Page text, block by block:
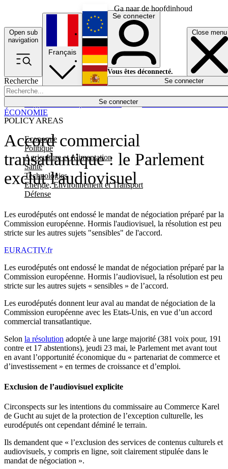
Ga naar de hoofdinhoud
Open sub
navigation
Close menu
Recherche
Se connecter
POLICY AREAS
Economie
Politique
Agriculture et Alimentation
Santé
Technologies
Energie, Environnement et Transport
Défense
Économie
Français
English
Deutsch
Español
Se connecter
Vous êtes déconnecté.
Se connecter
Accord commercial
transatlantique : le Parlement
exclut l'audiovisuel
Les eurodéputés ont endossé le mandat de négociation préparé par la
Commission européenne. Hormis l'audiovisuel, la résolution est peu
stricte sur les autres sujets "sensibles" de l'accord.
ÉCONOMIE
EURACTIV.fr
Les eurodéputés ont endossé le mandat de négociation préparé par la
Commission européenne. Hormis l’audiovisuel, la résolution est peu
stricte sur les autres sujets « sensibles » de l’accord.
Les eurodéputés donnent leur aval au mandat de négociation de la
Commission européenne avec les Etats-Unis, en vue d’un accord
commercial transatlantique.
Selon la résolution adoptée à une large majorité (381 voix pour, 191
contre et 17 abstentions), jeudi 23 mai, le Parlement met avant tout
en avant l’opportunité économique du « partenariat de commerce et
d’investissement » en termes de croissance et d’emploi.
Exclusion de l’audiovisuel explicite
Circonspects sur les intentions du commissaire au Commerce Karel
de Gucht au sujet de la protection de l’exception culturelle, les
eurodéputés ont cependant déminé le terrain.
Ils demandent que « l’exclusion des services de contenus culturels et
audiovisuels, y compris en ligne, soit clairement stipulée dans le
mandat de négociation ».